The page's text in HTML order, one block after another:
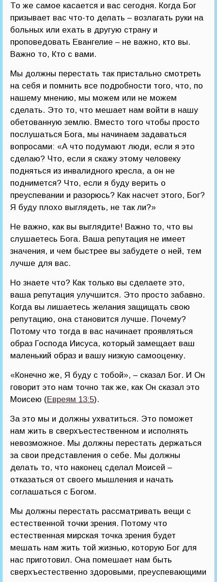
То же самое касается и вас сегодня. Когда Бог
призывает вас что-то делать – возлагать руки на
больных или ехать в другую страну и
проповедовать Евангелие – не важно, кто вы.
Важно то, Кто с вами.
Мы должны перестать так пристально смотреть
на себя и помнить все подробности того, что, по
нашему мнению, мы можем или не можем
сделать. Это то, что мешает нам войти в нашу
обетованную землю. Вместо того чтобы просто
послушаться Бога, мы начинаем задаваться
вопросами: «А что подумают люди, если я это
сделаю? Что, если я скажу этому человеку
подняться из инвалидного кресла, а он не
поднимется? Что, если я буду верить о
преуспевании и разорюсь? Как насчет этого, Бог?
Я буду плохо выглядеть, не так ли?»
Не важно, как вы выглядите! Важно то, что вы
слушаетесь Бога. Ваша репутация не имеет
значения, и чем быстрее вы забудете о ней, тем
лучше для вас.
Но знаете что? Как только вы сделаете это,
ваша репутация улучшится. Это просто забавно.
Когда вы лишаетесь желания защищать свою
репутацию, она становится лучше. Почему?
Потому что тогда в вас начинает проявляться
образ Господа Иисуса, который замещает ваш
маленький образ и вашу низкую самооценку.
«Конечно же, Я буду с тобой», – сказал Бог. И Он
говорит это нам точно так же, как Он сказал это
Моисею (Евреям 13:5).
За это мы и должны ухватиться. Это поможет
нам жить в сверхъестественном и исполнять
невозможное. Мы должны перестать держаться
за свои представления о себе. Мы должны
делать то, что наконец сделал Моисей –
отказаться от своего мышления и начать
соглашаться с Богом.
Мы должны перестать рассматривать вещи с
естественной точки зрения. Потому что
естественная мирская точка зрения будет
мешать нам жить той жизнью, которую Бог для
нас приготовил. Она помешает нам быть
сверхъестественно здоровыми, преуспевающими